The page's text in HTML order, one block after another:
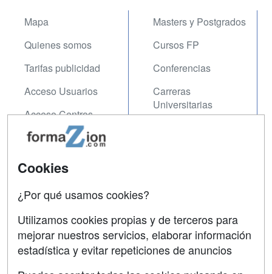
Mapa
Quienes somos
Tarifas publicidad
Acceso Usuarios
Acceso Centros
Masters y Postgrados
Cursos FP
Conferencias
Carreras
Universitarias
Contactar
Copyleft
Cookies
¿Por qué usamos cookies?
Utilizamos cookies propias y de terceros para
mejorar nuestros servicios, elaborar información
estadística y evitar repeticiones de anuncios